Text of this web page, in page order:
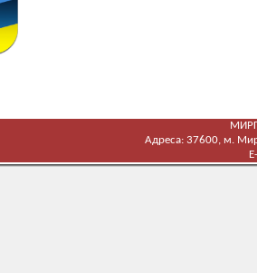
Адреса: 37600, м.